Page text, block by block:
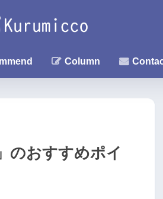
Column
のおすすめポイ